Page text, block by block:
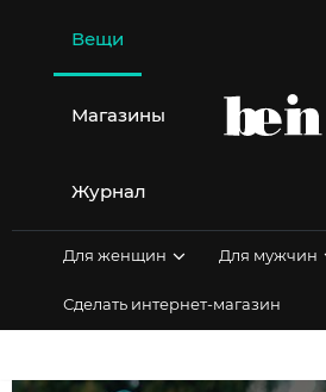
содержимому
Вещи
Магазины
Журнал
Для женщин Для мужчин
Сделать интернет-магазин